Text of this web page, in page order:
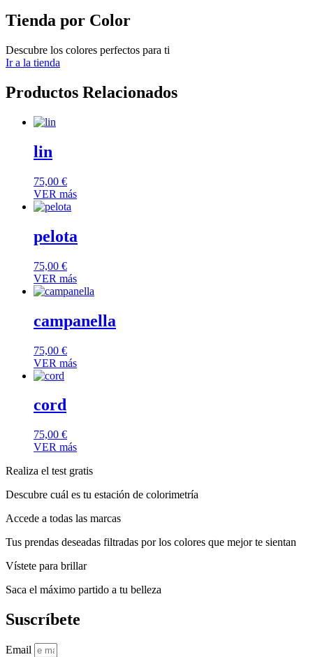
Tienda por Color
Descubre los colores perfectos para ti
Ir a la tienda
Productos Relacionados
lin
75,00 €
VER más
pelota
75,00 €
VER más
campanella
75,00 €
VER más
cord
75,00 €
VER más
Realiza el test gratis
Descubre cuál es tu estación de colorimetría
Accede a todas las marcas
Tus prendas deseadas filtradas por los colores que mejor te sientan
Vístete para brillar
Saca el máximo partido a tu belleza
Suscríbete
Email